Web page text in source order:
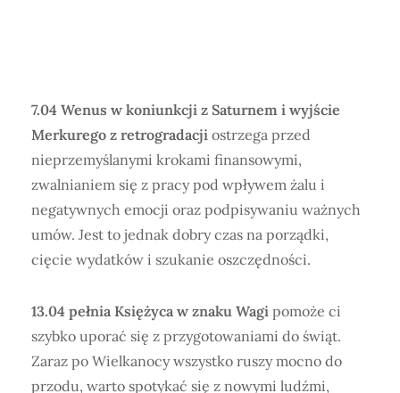
7.04 Wenus w koniunkcji z Saturnem i wyjście
Merkurego z retrogradacji ostrzega przed
nieprzemyślanymi krokami finansowymi,
zwalnianiem się z pracy pod wpływem żalu i
negatywnych emocji oraz podpisywaniu ważnych
umów. Jest to jednak dobry czas na porządki,
cięcie wydatków i szukanie oszczędności.
13.04 pełnia Księżyca w znaku Wagi pomoże ci
szybko uporać się z przygotowaniami do świąt.
Zaraz po Wielkanocy wszystko ruszy mocno do
przodu, warto spotykać się z nowymi ludźmi,